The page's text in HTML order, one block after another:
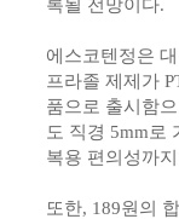
록될 전망이다.
에스코텐정은
프라졸 제제가
품으로 출시함
도 직경 5mm로
복용 편의성까
또한, 189원의